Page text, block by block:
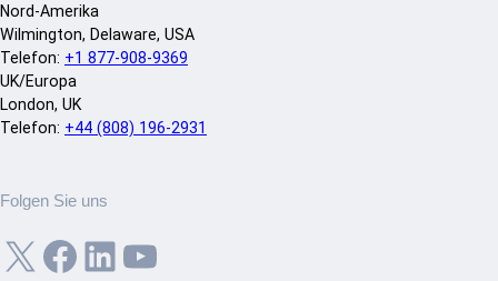
Nord-Amerika
Wilmington, Delaware, USA
Telefon: +1 877-908-9369
UK/Europa
London, UK
Telefon: +44 (808) 196-2931
Folgen Sie uns
X Facebook LinkedIn YouTube